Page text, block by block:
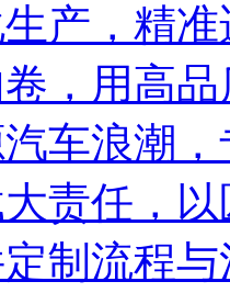
产，精
，用高
汽车浪潮
责任，
制流程